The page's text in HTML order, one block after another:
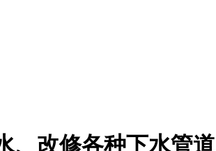
、改修各种下水管道